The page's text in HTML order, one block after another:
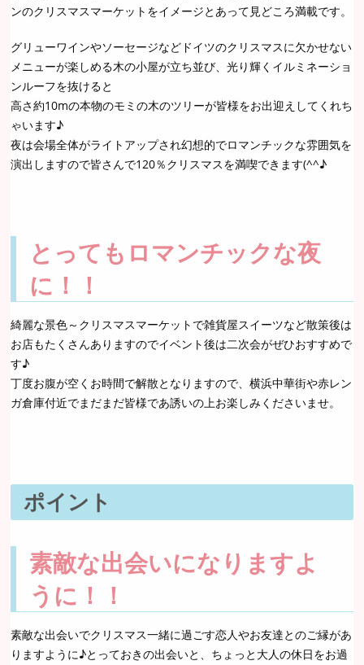
ンのクリスマスマーケットをイメージとあって見どころ満載です。
グリューワインやソーセージなどドイツのクリスマスに欠かせない
メニューが楽しめる木の小屋が立ち並び、光り輝くイルミネーショ
ンルーフを抜けると
高さ約10mの本物のモミの木のツリーが皆様をお出迎えしてくれち
ゃいます♪
夜は会場全体がライトアップされ幻想的でロマンチックな雰囲気を
演出しますので皆さんで120％クリスマスを満喫できます(^^♪
とってもロマンチックな夜
に！！
綺麗な景色～クリスマスマーケットで雑貨屋スイーツなど散策後は
お店もたくさんありますのでイベント後は二次会がぜひおすすめで
す♪
丁度お腹が空くお時間で解散となりますので、横浜中華街や赤レン
ガ倉庫付近でまだまだ皆様であ誘いの上お楽しみくださいませ。
ポイント
素敵な出会いになりますよ
うに！！
素敵な出会いでクリスマス一緒に過ごす恋人やお友達とのご縁があ
りますように♪とっておきの出会いと、ちょっと大人の休日をお過